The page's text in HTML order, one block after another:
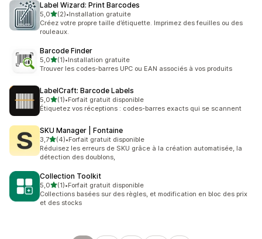
Label Wizard: Print Barcodes
5,0étoile(s) sur 5
(2)
2 avis au total
•Installation gratuite
Créez votre propre taille d’étiquette. Imprimez des feuilles ou des
rouleaux.
Barcode Finder
5,0étoile(s) sur 5
(1)
1 avis au total
•Installation gratuite
Trouver les codes-barres UPC ou EAN associés à vos produits
LabelCraft: Barcode Labels
5,0étoile(s) sur 5
(1)
1 avis au total
•Forfait gratuit disponible
Étiquetez vos réceptions : codes-barres exacts qui se scannent
SKU Manager | Fontaine
3,7étoile(s) sur 5
(4)
4 avis au total
•Forfait gratuit disponible
Réduisez les erreurs de SKU grâce à la création automatisée, la
détection des doublons,
Collection Toolkit
5,0étoile(s) sur 5
(1)
1 avis au total
•Forfait gratuit disponible
Collections basées sur des règles, et modification en bloc des prix
et des stocks